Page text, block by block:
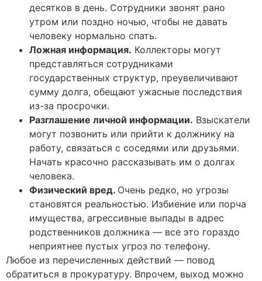
десятков в день. Сотрудники звонят рано
утром или поздно ночью, чтобы не давать
человеку нормально спать.
Ложная информация. Коллекторы могут
представляться сотрудниками
государственных структур, преувеличивают
сумму долга, обещают ужасные последствия
из-за просрочки.
Разглашение личной информации. Взыскатели
могут позвонить или прийти к должнику на
работу, связаться с соседями или друзьями.
Начать красочно рассказывать им о долгах
человека.
Физический вред. Очень редко, но угрозы
становятся реальностью. Избиение или порча
имущества, агрессивные выпады в адрес
родственников должника — все это гораздо
неприятнее пустых угроз по телефону.
Любое из перечисленных действий — повод
обратиться в прокуратуру. Впрочем, выход можно